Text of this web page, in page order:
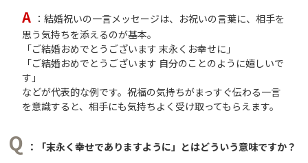
A ：結婚祝いの一言メッセージは、お祝いの言葉に、相手を
思う気持ちを添えるのが基本。
「ご結婚おめでとうございます 末永くお幸せに」
「ご結婚おめでとうございます 自分のことのように嬉しいで
す」
などが代表的な例です。祝福の気持ちがまっすぐ伝わる一言
を意識すると、相手にも気持ちよく受け取ってもらえます。
Q ：「末永く幸せでありますように」とはどういう意味ですか？